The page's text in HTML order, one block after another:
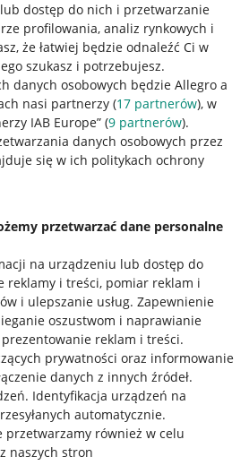
dostęp do nich i przetwarzanie
profilowania, analiz rynkowych i
że łatwiej będzie odnaleźć Ci w
szukasz i potrzebujesz.
danych osobowych będzie Allegro a
nasi partnerzy (17 partnerów), w
IAB Europe” (9 partnerów).
danych osobowych przez
się w ich politykach ochrony
przetwarzać dane personalne
na urządzeniu lub dostęp do
reklamy i treści, pomiar reklam i
i ulepszanie usług. Zapewnienie
oszustwom i naprawianie
reklam i treści.
prywatności oraz informowanie
danych z innych źródeł.
. Identyfikacja urządzeń na
automatycznie.
przetwarzamy również w celu
naszych stron